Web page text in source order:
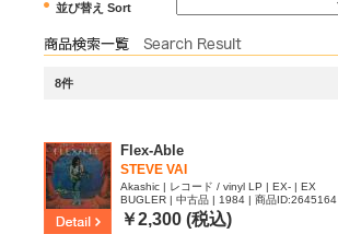
並び替え Sort
8件
Flex-Able
STEVE VAI
Akashic | レコード / vinyl LP | EX- | EX
BUGLER | 中古品 | 1984 | 商品ID:2645164
￥2,300 (税込)